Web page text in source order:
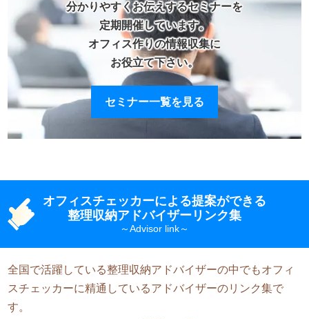
分かりやすくお伝えするセミナーを
定期開催しています。
オフィス作りの情報収集に
お役立て下さい。
セミナー一覧を見る
オフィスチェッカーによる提案ができる
整理収納アドバイザーリンク集
全国で活躍している整理収納アドバイザーの中でもオフィ
スチェッカーに精通しているアドバイザーのリンク集で
す。